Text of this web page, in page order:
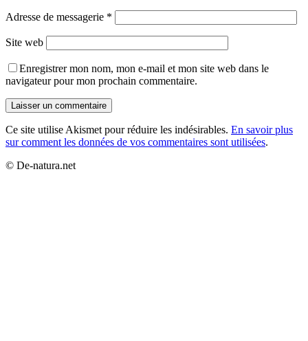
Adresse de messagerie *
Site web
Enregistrer mon nom, mon e-mail et mon site web dans le
navigateur pour mon prochain commentaire.
Ce site utilise Akismet pour réduire les indésirables. En savoir plus
sur comment les données de vos commentaires sont utilisées.
© De-natura.net